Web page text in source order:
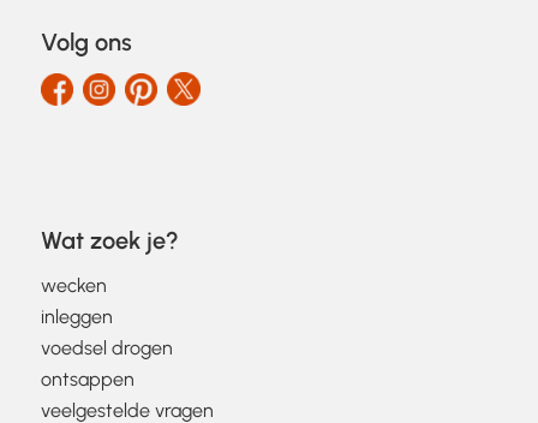
Volg ons
Wat zoek je?
wecken
inleggen
voedsel drogen
ontsappen
veelgestelde vragen